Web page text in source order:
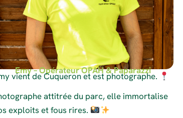
Emy – Opérateur OPAH & Paparazzi
vient de Cuqueron et est photographe.
attitrée du parc, elle immortalise
exploits et fous rires.